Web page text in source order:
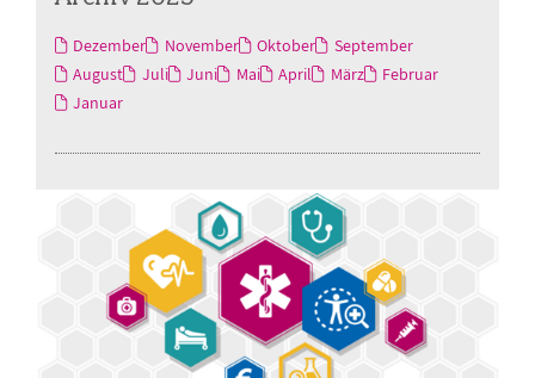
Dezember November Oktober
September
August
Juli Juni Mai April März
Februar
Januar